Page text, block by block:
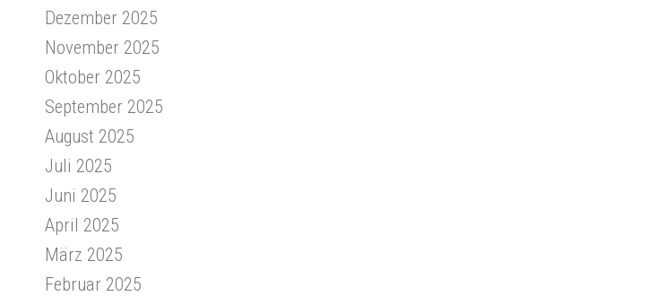
Dezember 2025
November 2025
Oktober 2025
September 2025
August 2025
Juli 2025
Juni 2025
April 2025
März 2025
Februar 2025